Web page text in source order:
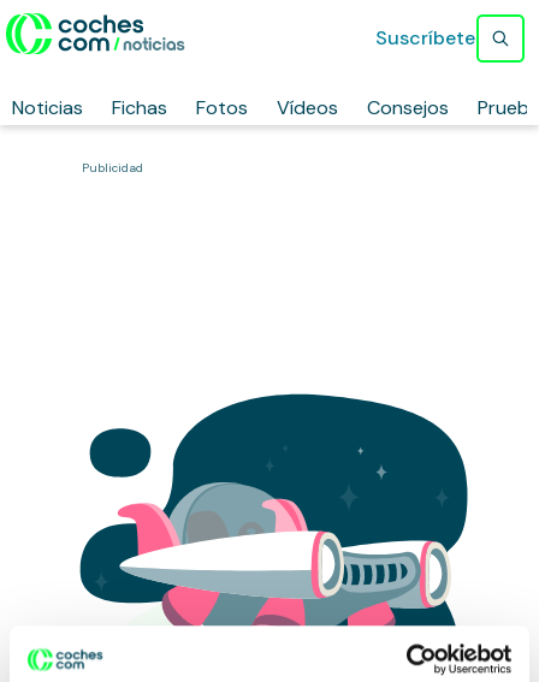
Noticias Fichas Fotos Vídeos Consejos
Suscríbete
Publicidad